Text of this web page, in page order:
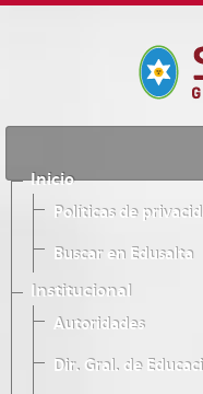
Inicio
Políticas de
Buscar en Edusalta
Institucional
Autoridades
Dir. Gral. de